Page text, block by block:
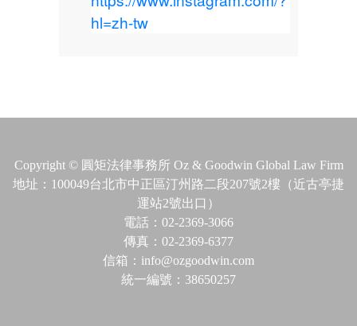
hl=zh-tw
Copyright © 圓矩法律事務所 Oz & Goodwin Global Law Firm
地址：100049台北市中正區汀州路二段207號2樓（近古亭捷
運站2號出口）
電話：02-2369-3066
傳真：02-2369-6377
信箱：info@ozgoodwin.com
統一編號：38650257